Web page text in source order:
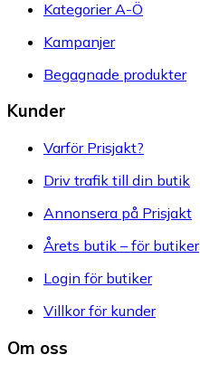
Kategorier A-Ö
Kampanjer
Begagnade produkter
Kunder
Varför Prisjakt?
Driv trafik till din butik
Annonsera på Prisjakt
Årets butik – för butiker
Login för butiker
Villkor för kunder
Om oss